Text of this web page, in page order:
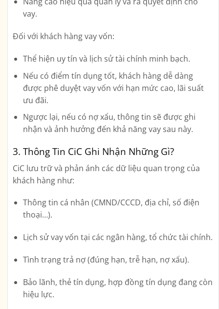
vay.
Đối với khách hàng vay vốn:
Thể hiện uy tín và lịch sử tài chính minh bạch.
Nếu có điểm tín dụng tốt, khách hàng dễ dàng
được phê duyệt vay vốn với hạn mức cao, lãi suất
ưu đãi.
Ngược lại, nếu có nợ xấu, thông tin sẽ được ghi
nhận và ảnh hưởng đến khả năng vay sau này.
3. Thông Tin CiC Ghi Nhận Những Gì?
CiC lưu trữ và phản ánh các dữ liệu quan trọng của
khách hàng như:
Thông tin cá nhân (CMND/CCCD, địa chỉ, số điện
thoại…).
Lịch sử vay vốn tại các ngân hàng, tổ chức tài chính.
Tình trạng trả nợ (đúng hạn, trễ hạn, nợ xấu).
Bảo lãnh, thẻ tín dụng, hợp đồng tín dụng đang còn
hiệu lực.